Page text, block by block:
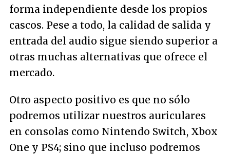
forma independiente desde los propios
cascos. Pese a todo, la calidad de salida y
entrada del audio sigue siendo superior a
otras muchas alternativas que ofrece el
mercado.
Otro aspecto positivo es que no sólo
podremos utilizar nuestros auriculares
en consolas como Nintendo Switch, Xbox
One y PS4; sino que incluso podremos